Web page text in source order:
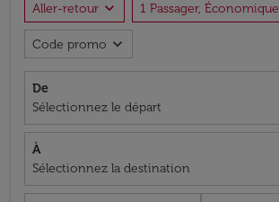
Aller-retour expand_more 1 Passager, Économique
Code promo expand_more
De
Sélectionnez le départ
À
Sélectionnez la destination